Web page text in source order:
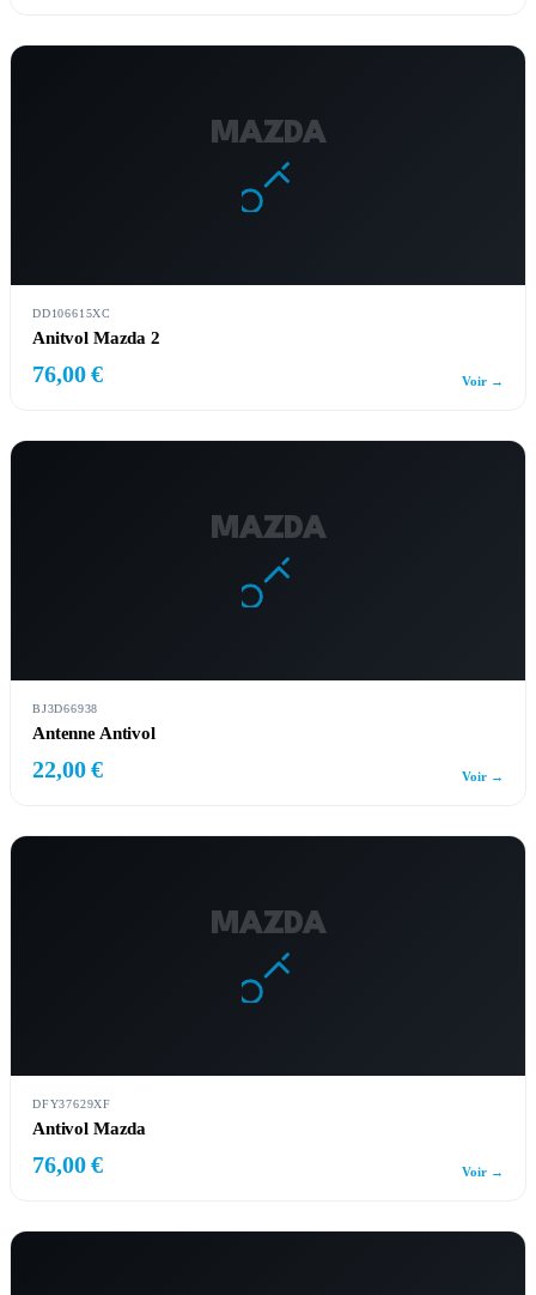
MAZDA
DD106615XC
Anitvol Mazda 2
76,00 € Voir →
MAZDA
BJ3D66938
Antenne Antivol
22,00 € Voir →
MAZDA
DFY37629XF
Antivol Mazda
76,00 € Voir →